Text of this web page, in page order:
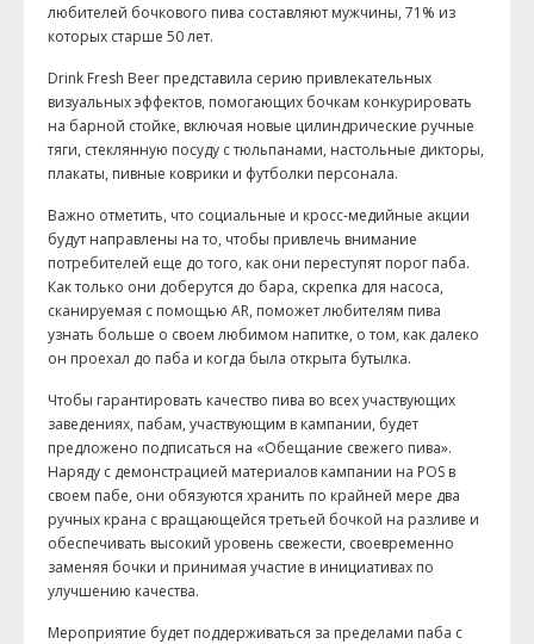
любителей бочкового пива составляют мужчины, 71% из
которых старше 50 лет.
Drink Fresh Beer представила серию привлекательных
визуальных эффектов, помогающих бочкам конкурировать
на барной стойке, включая новые цилиндрические ручные
тяги, стеклянную посуду с тюльпанами, настольные дикторы,
плакаты, пивные коврики и футболки персонала.
Важно отметить, что социальные и кросс-медийные акции
будут направлены на то, чтобы привлечь внимание
потребителей еще до того, как они переступят порог паба.
Как только они доберутся до бара, скрепка для насоса,
сканируемая с помощью AR, поможет любителям пива
узнать больше о своем любимом напитке, о том, как далеко
он проехал до паба и когда была открыта бутылка.
Чтобы гарантировать качество пива во всех участвующих
заведениях, пабам, участвующим в кампании, будет
предложено подписаться на «Обещание свежего пива».
Наряду с демонстрацией материалов кампании на POS в
своем пабе, они обязуются хранить по крайней мере два
ручных крана с вращающейся третьей бочкой на разливе и
обеспечивать высокий уровень свежести, своевременно
заменяя бочки и принимая участие в инициативах по
улучшению качества.
Мероприятие будет поддерживаться за пределами паба с